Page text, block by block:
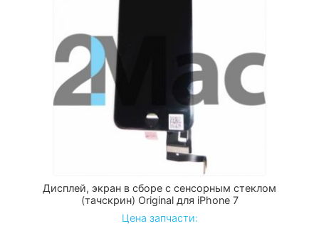
Дисплей, экран в сборе с сенсорным стеклом
(тачскрин) Original для iPhone 7
Цена запчасти: